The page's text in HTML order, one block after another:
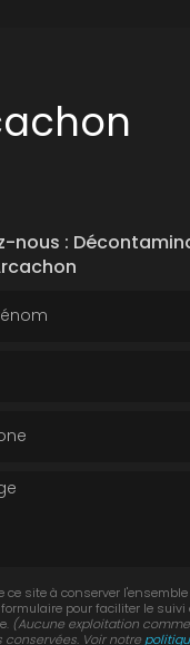
nous :
ce site à conserver
pour faciliter le
(Aucune exploitation
conservées. Voir notre